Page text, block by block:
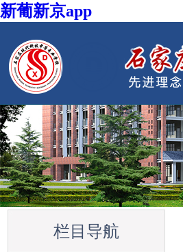
新葡新京app
栏目导航
欧宝体育最新手机下载